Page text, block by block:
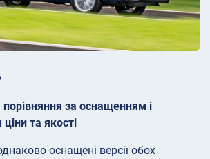
порівняння за оснащенням і
та якості
оснащені версії обох